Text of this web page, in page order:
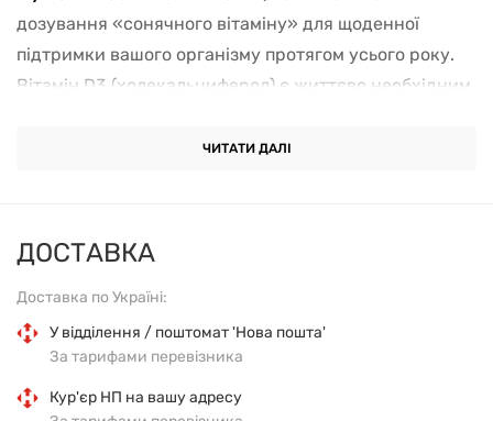
ДОСТАВКА
Доставка по Україні:
У відділення / поштомат 'Нова пошта'
За тарифами перевізника
Кур'єр НП на вашу адресу
дозування «сонячного вітаміну» для щоденної
підтримки вашого організму протягом усього року.
Вітамін D3 (холекальциферол) є життєво необхідним
фосфору, забезпечуючи міцність кісток, зубів та
використаннянатуральної оливкової олії
Оскільки вітамін D3 є жиророзчинним, олійна основа
гарантує його максимальну біодоступність та
ефективне засвоєння навіть без додаткового
прийому жирної їжі.
ЧИТАТИ ДАЛІ